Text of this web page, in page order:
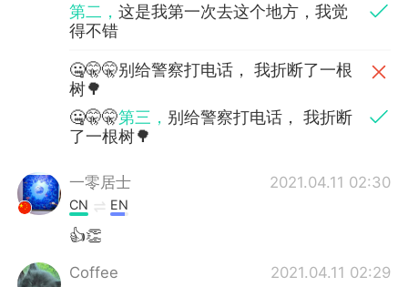
第二，这是我第一次去这个地方，我觉
得不错
🤐🤫🤫别给警察打电话， 我折断了一根
树🌳
🤐🤫🤫第三， 别给警察打电话， 我折断
了一根树🌳
一零居士 2021.04.11 02:30
CN EN
👍👏
Coffee 2021.04.11 02:29